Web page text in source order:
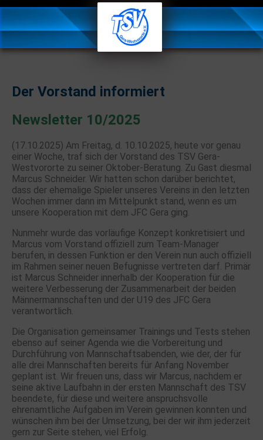
Der Vorstand informiert
Newsletter 10/2025
(17.10.2025) Am Freitag, d. 10.10.2025, heute vor genau
einer Woche, traf sich der Vorstand des TSV Gera-
Westvororte zu seiner Oktober-Beratung. Zu Gast diesmal
Marcus Schneider. Wir hatten schon darüber berichtet,
dass der ehemalige Spieler unseres Vereins in den letzten
Wochen immer dann im Mittelpunkt stand, wenn es um
unsere Kooperation mit dem JFC Gera ging.
Nunmehr wurde das vorläufige Konzept konkretisiert und
Marcus vom Vorstand offiziell zum Team-Manager
berufen, in dessen Funktion er den Verein nun auch offiziell
im Rahmen seiner neuen Befugnisse vertreten darf. Primär
ist Marcus Schneider innerhalb der Kooperation für die
weitere Verbesserung der Zusammenarbeit der beiden
Männermannschaften und der U19 des JFC Gera
verantwortlich.
Die Organisation gemeinsamer Trainings und Tests stehen
ebenso auf seiner Agenda wie die Vorbereitung und
Durchführung von Mannschaftsabenden, wie der, der für
alle drei Mannschaften bereits für Anfang November
geplant ist. Wir freuen uns, dass wir Marcus, nachdem er
seine aktive Laufbahn in der ersten Mannschaft des TSV
beendete, für diese und weitere anspruchsvolle
ehrenamtliche Aufgaben im Verein gewinnen konnten und
wünschen ihm bei der Umsetzung, bei der wir ihm jederzeit
gern zur Seite stehen, viel Erfolg.